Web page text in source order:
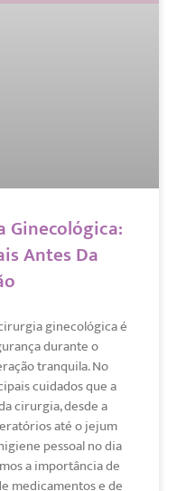
Ginecológica:
Antes Da
ginecológica é
durante o
tranquila. No
cuidados que a
cirurgia, desde a
até o jejum
pessoal no dia
a importância de
medicamentos e de